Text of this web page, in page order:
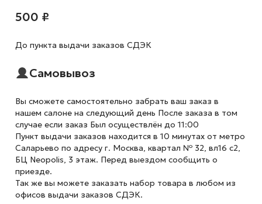
500 ₽
До пункта выдачи заказов СДЭК
Самовывоз
Вы сможете самостоятельно забрать ваш заказ в
нашем салоне на следующий день После заказа в том
случае если заказ Был осуществлён до 11:00
Пункт выдачи заказов находится в 10 минутах от метро
Саларьево по адресу г. Москва, квартал № 32, вл16 с2,
БЦ Neopolis, 3 этаж. Перед выездом сообщить о
приезде.
Так же вы можете заказать набор товара в любом из
офисов выдачи заказов СДЭК.